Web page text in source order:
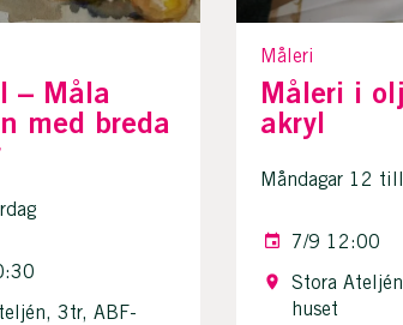
– Måla
med breda
3tr, ABF-
Måleri
Måleri i
akryl
Måndagar 12
7/9 12:00
Stora
huset